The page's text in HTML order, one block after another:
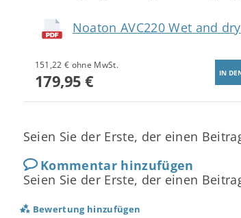
Noaton AVC220 Wet and dry
151,22 € ohne MwSt.
179,95 €
Seien Sie der Erste, der einen
Kommentar hinzufügen
Seien Sie der Erste, der einen
Bewertung hinzufügen